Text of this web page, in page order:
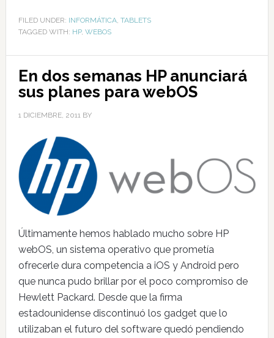
FILED UNDER: INFORMÁTICA, TABLETS
TAGGED WITH: HP, WEBOS
En dos semanas HP anunciará
sus planes para webOS
1 DICIEMBRE, 2011BY
Últimamente hemos hablado mucho sobre HP
webOS, un sistema operativo que prometía
ofrecerle dura competencia a iOS y Android pero
que nunca pudo brillar por el poco compromiso de
Hewlett Packard. Desde que la firma
estadounidense discontinuó los gadget que lo
utilizaban el futuro del software quedó pendiendo